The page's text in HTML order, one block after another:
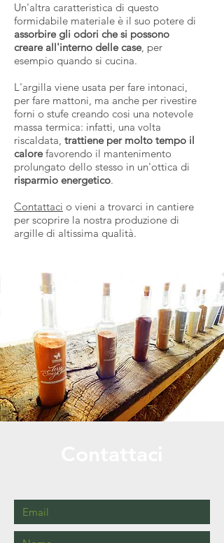
Un'altra caratteristica di questo
formidabile materiale è il suo potere di
assorbire gli odori che si possono
creare all'interno delle case, per
esempio quando si cucina.
L'argilla viene usata per fare intonaci,
per fare mattoni, ma anche per rivestire
forni o stufe creando cosi una notevole
massa termica: infatti, una volta
riscaldata, trattiene per molto tempo il
calorefavorendo il mantenimento
prolungato dello stesso in un'ottica di
risparmio energetico.
Contattaci o vieni a trovarci in cantiere
per scoprire la nostra produzione di
argille di altissima qualità.